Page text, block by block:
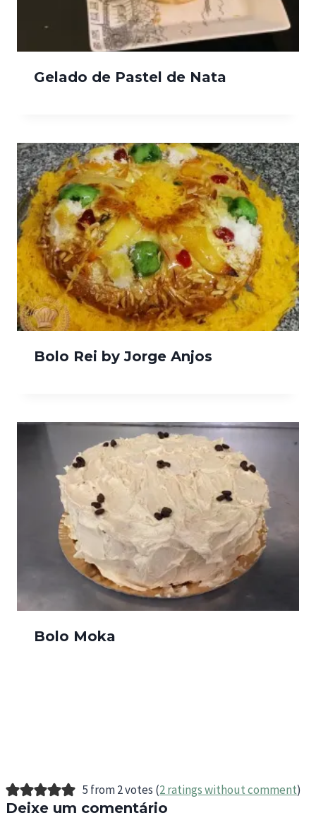
Gelado de Pastel de Nata
Bolo Rei by Jorge Anjos
Bolo Moka
5 from 2 votes (2 ratings without comment)
Deixe um comentário